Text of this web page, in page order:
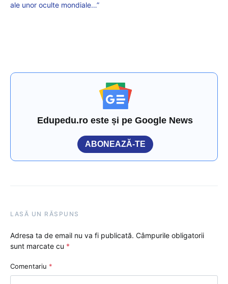
ale unor oculte mondiale…”
Edupedu.ro este și pe Google News
ABONEAZĂ-TE
LASĂ UN RĂSPUNS
Adresa ta de email nu va fi publicată. Câmpurile obligatorii
sunt marcate cu *
Comentariu *